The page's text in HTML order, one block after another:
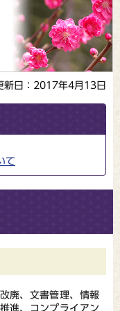
新日：2017年4月13日
て
廃、文書管理、情報
進、コンプライアン